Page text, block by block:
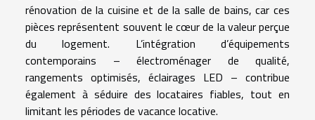
rénovation de la cuisine et de la salle de bains, car ces
pièces représentent souvent le cœur de la valeur perçue
du logement. L’intégration d’équipements
contemporains – électroménager de qualité,
rangements optimisés, éclairages LED – contribue
également à séduire des locataires fiables, tout en
limitant les périodes de vacance locative.